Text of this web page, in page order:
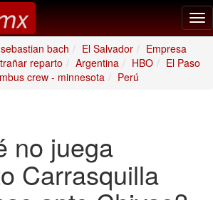
sebastian bach El Salvador
Empresa
reparto
Argentina HBO
El Paso
crew - minnesota
Perú
no juega
Carrasquilla